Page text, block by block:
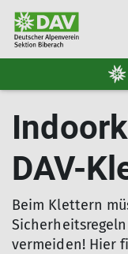
DAV-
Beim Klettern
vermeiden! Hier